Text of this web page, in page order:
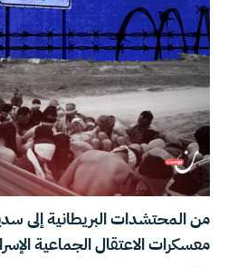
من المحتشدات البريطانية إلى
معسكرات الاعتقال الجماعية